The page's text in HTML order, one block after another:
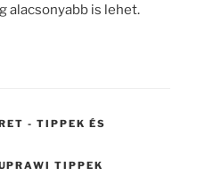
alacsonyabb is lehet.
- TIPPEK ÉS
TIPPEK